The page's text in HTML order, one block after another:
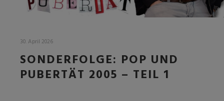
30. April 2026
SONDERFOLGE: POP UND
PUBERTÄT 2005 – TEIL 1